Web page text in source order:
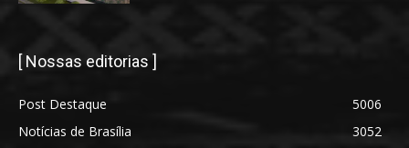
[ Nossas editorias ]
Post Destaque
5006
Notícias de Brasília
3052